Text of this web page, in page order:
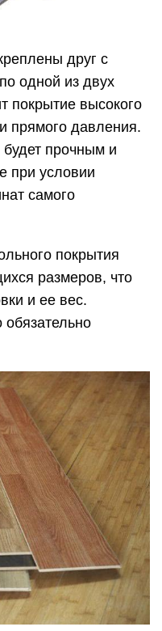
друг с
одной из двух
покрытие высокого
прямого давления.
прочным и
при условии
самого
покрытия
размеров, что
и ее вес.